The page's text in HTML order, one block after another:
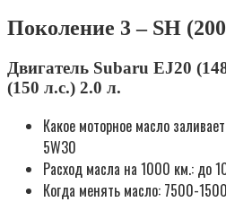
Поколение 3 – SH
Двигатель Subaru EJ20
(150 л.с.) 2.0 л.
Какое моторное масло
5W30
Расход масла на 1000 км.: до
Когда менять масло: 7500-